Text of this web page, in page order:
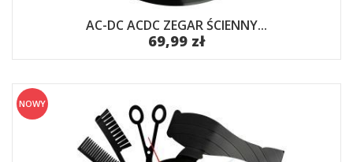
AC-DC ACDC ZEGAR ŚCIENNY...
69,99 zł
NOWY